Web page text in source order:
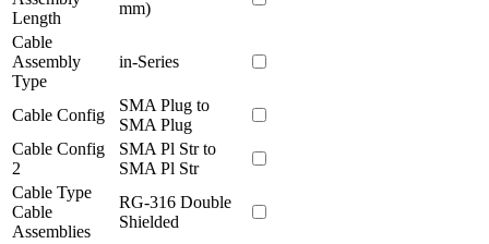
Length
mm)
Cable
Assembly
Type
in-Series
Cable Config
SMA Plug to
SMA Plug
Cable Config
2
SMA Pl Str to
SMA Pl Str
Cable Type
Cable
Assemblies
RG-316 Double
Shielded